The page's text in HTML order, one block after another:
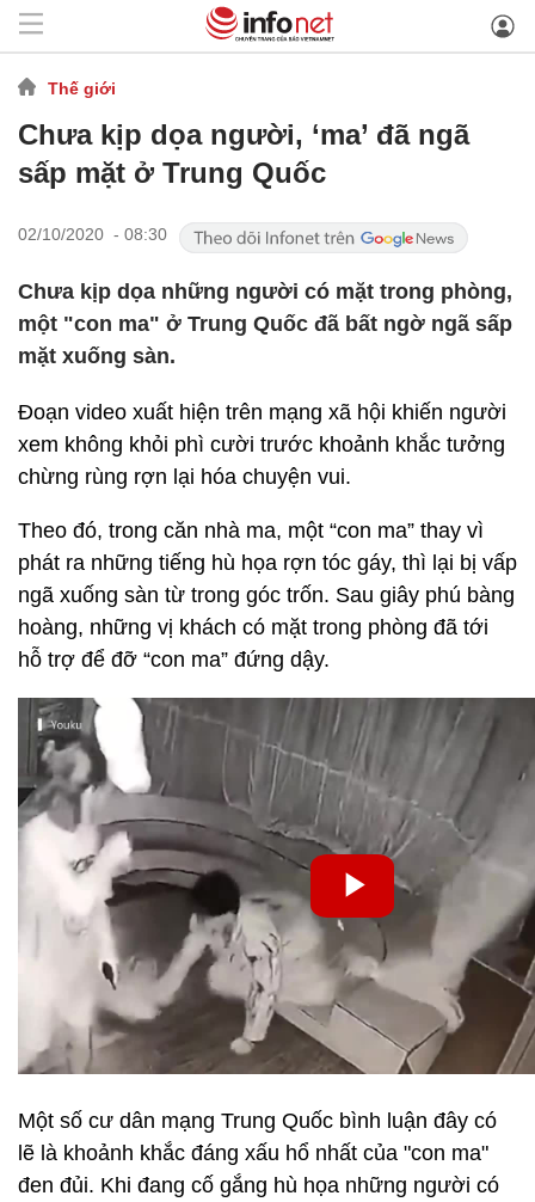
Thế giới
Chưa kịp dọa người, ‘ma’ đã ngã
sấp mặt ở Trung Quốc
02/10/2020 - 08:30
Chưa kịp dọa những người có mặt trong phòng,
một "con ma" ở Trung Quốc đã bất ngờ ngã sấp
mặt xuống sàn.
Đoạn video xuất hiện trên mạng xã hội khiến người
xem không khỏi phì cười trước khoảnh khắc tưởng
chừng rùng rợn lại hóa chuyện vui.
Theo đó, trong căn nhà ma, một “con ma” thay vì
phát ra những tiếng hù họa rợn tóc gáy, thì lại bị vấp
ngã xuống sàn từ trong góc trốn. Sau giây phú bàng
hoàng, những vị khách có mặt trong phòng đã tới
hỗ trợ để đỡ “con ma” đứng dậy.
Một số cư dân mạng Trung Quốc bình luận đây có
lẽ là khoảnh khắc đáng xấu hổ nhất của "con ma"
đen đủi. Khi đang cố gắng hù họa những người có